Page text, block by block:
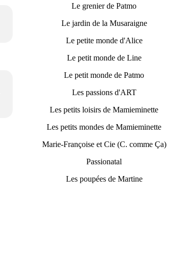
Le grenier de Patmo
Le jardin de la Musaraigne
Le petite monde d'Alice
Le petit monde de Line
Le petit monde de Patmo
Les passions d'ART
Les petits loisirs de Mamieminette
Les petits mondes de Mamieminette
Marie-Françoise et Cie (C. comme Ça)
Passionatal
Les poupées de Martine